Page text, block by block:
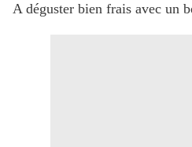
A déguster bien frais avec un